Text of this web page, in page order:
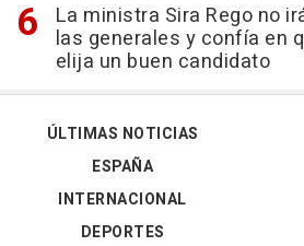
La ministra Sira Rego no
las generales y confía en
elija un buen candidato
ÚLTIMAS NOTICIAS
ESPAÑA
INTERNACIONAL
DEPORTES